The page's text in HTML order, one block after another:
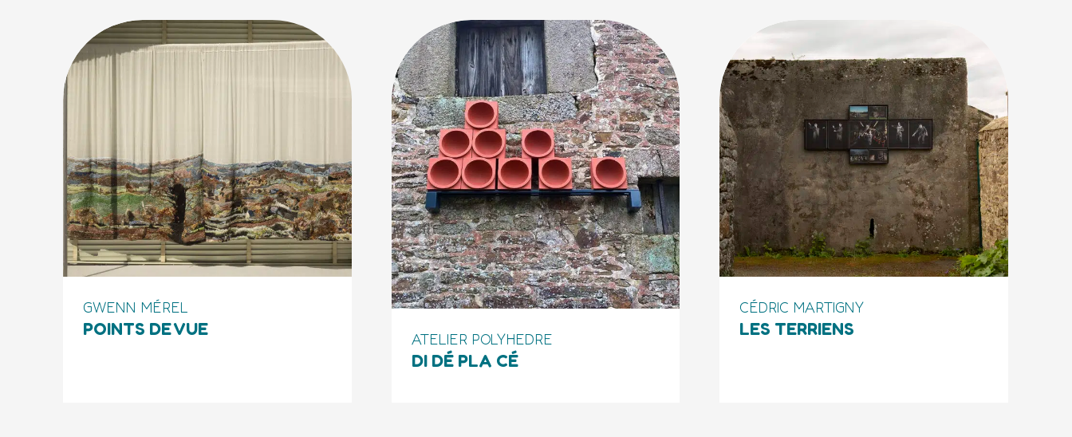
GWENN MÉREL
POINTS DE VUE
ATELIER POLYHEDRE
DI DÉ PLA CÉ
CÉDRIC MARTIGNY
LES TERRIENS